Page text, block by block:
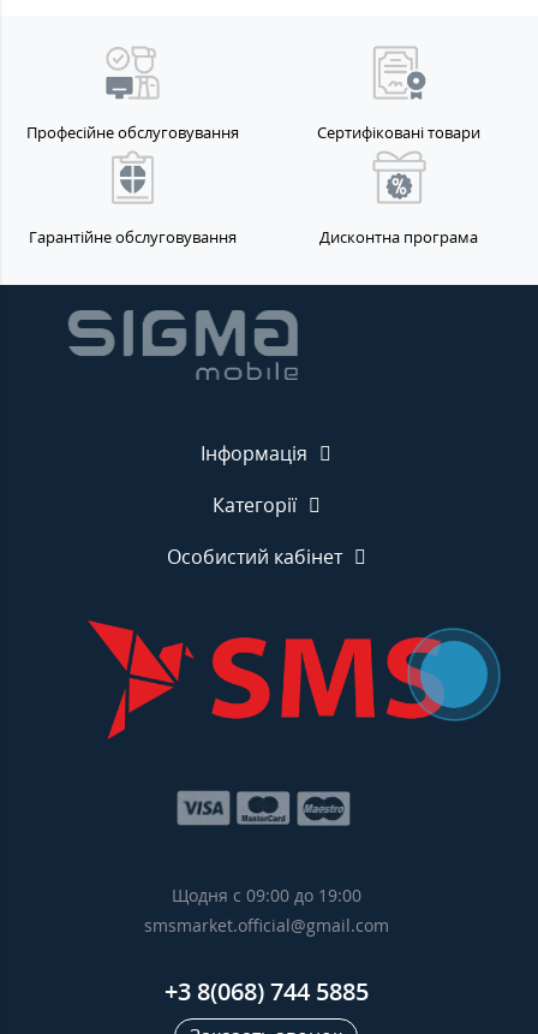
Професійне обслуговування Сертифіковані товари
Гарантійне обслуговування Дисконтна програма
Інформація
Категорії
Особистий кабінет
Щодня с 09:00 до 19:00
smsmarket.official@gmail.com
+3 8(068) 744 5885